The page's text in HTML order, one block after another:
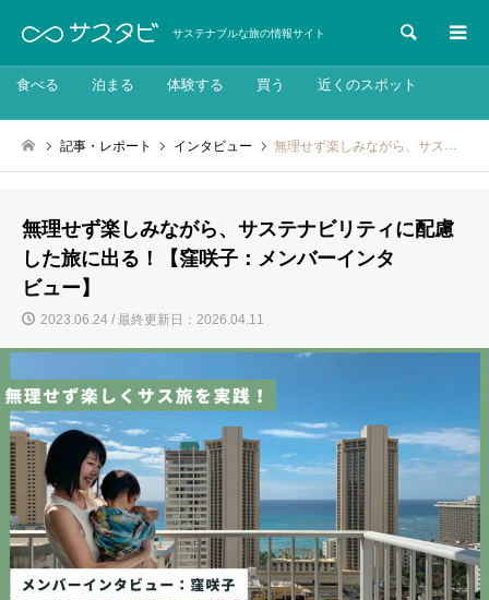
サステナブルな旅の情報サイト 検索
食べる 泊まる 体験する 買う 近くのスポット
記事・レポート インタビュー 無理せず楽しみながら、サステナビリティに配慮した旅に出る！【窪咲子：メンバーインタビュー】
無理せず楽しみながら、サステナビリティに配慮
した旅に出る！【窪咲子：メンバーインタ
ビュー】
2023.06.24 / 最終更新日：2026.04.11